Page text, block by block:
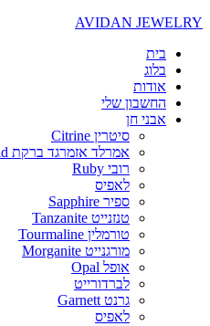
AVIDAN JEWELRY
בית
בלוג
אודות
החשבון שלי
אבני חן
סיטרין Citrine
אמרלד אזמרגד ברקת Emerald
רובי Ruby
לאפיס
ספיר Sapphire
טנזנייט Tanzanite
טורמלין Tourmaline
מורגנייט Morganite
אופל Opal
לברדורייט
גרנט Garnett
לאפיס